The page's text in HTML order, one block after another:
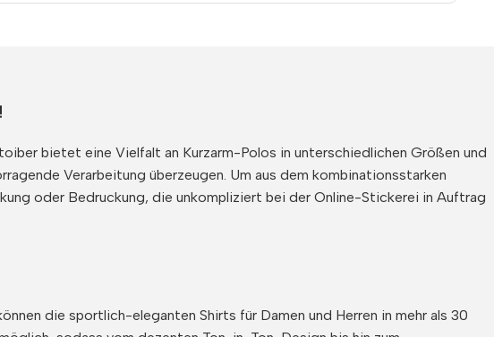
bietet eine Vielfalt an Kurzarm-Polos in unterschiedlichen Größen und
Verarbeitung überzeugen. Um aus dem kombinationsstarken
oder Bedruckung, die unkompliziert bei der Online-Stickerei in Auftrag
die sportlich-eleganten Shirts für Damen und Herren in mehr als 30